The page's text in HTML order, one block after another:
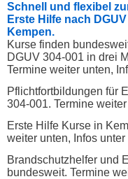
Schnell und flexibel
Erste Hilfe nach
Kempen.
Kurse finden
DGUV 304-001 in drei
Termine weiter unten,
Pflichtfortbildungen für
304-001. Termine
Erste Hilfe Kurse in
weiter unten, Infos
Brandschutzhelfer und
bundesweit. Termine